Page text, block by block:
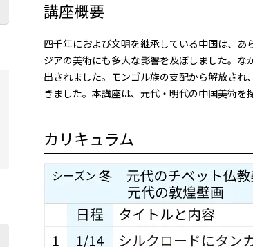
講座概要
四千年におよび文明を継承している中国は、
ジアの美術にも多大な影響を及ぼしました。
出されました。モンゴル族の支配から解放さ
きました。本講座は、元代・明代の中国美術を
カリキュラム